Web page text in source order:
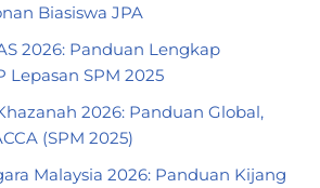
Biasiswa JPA
2026: Panduan Lengkap
Lepasan SPM 2025
2026: Panduan Global,
(SPM 2025)
Malaysia 2026: Panduan Kijang